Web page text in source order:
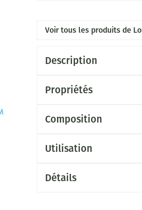
Voir tous les produits de
Description
Propriétés
Composition
Utilisation
Détails